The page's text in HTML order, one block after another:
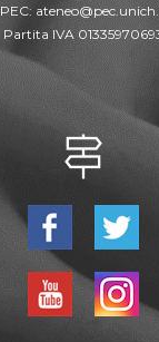
PEC:
Partita IVA